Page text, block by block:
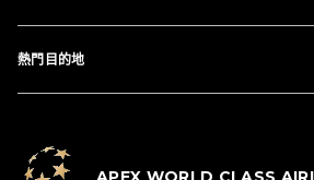
熱門目的地